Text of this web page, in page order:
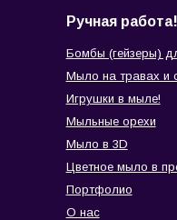
Ручная
Бомбы (гейзеры)
Мыло на травах и
Игрушки в мыле!
Мыльные орехи
Мыло в 3D
Цветное мыло в
Портфолио
О нас